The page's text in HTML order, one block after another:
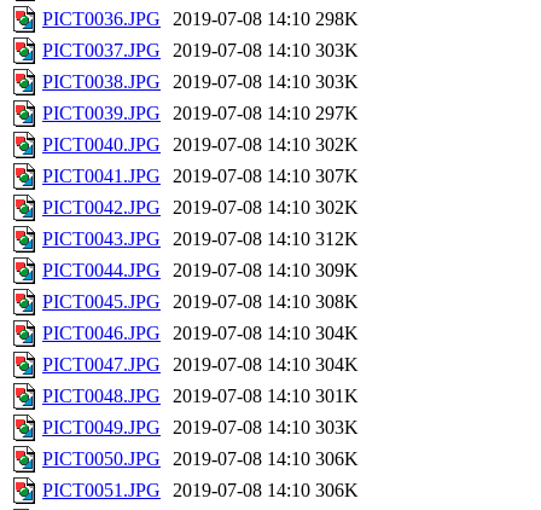
PICT0036.JPG
2019-07-08 14:10 298K
PICT0037.JPG
2019-07-08 14:10 303K
PICT0038.JPG
2019-07-08 14:10 303K
PICT0039.JPG
2019-07-08 14:10 297K
PICT0040.JPG
2019-07-08 14:10 302K
PICT0041.JPG
2019-07-08 14:10 307K
PICT0042.JPG
2019-07-08 14:10 302K
PICT0043.JPG
2019-07-08 14:10 312K
PICT0044.JPG
2019-07-08 14:10 309K
PICT0045.JPG
2019-07-08 14:10 308K
PICT0046.JPG
2019-07-08 14:10 304K
PICT0047.JPG
2019-07-08 14:10 304K
PICT0048.JPG
2019-07-08 14:10 301K
PICT0049.JPG
2019-07-08 14:10 303K
PICT0050.JPG
2019-07-08 14:10 306K
PICT0051.JPG
2019-07-08 14:10 306K